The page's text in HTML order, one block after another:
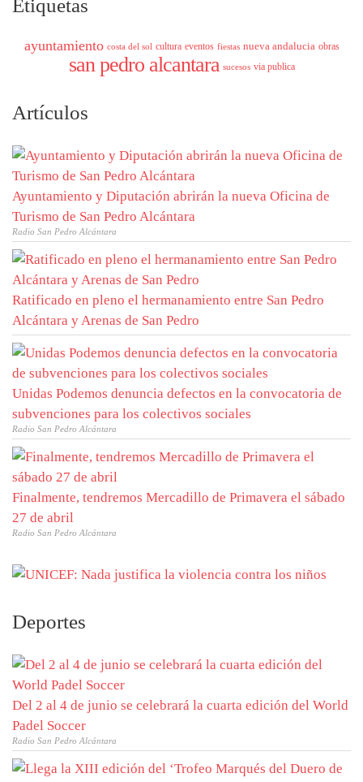
Etiquetas
ayuntamiento costa del sol cultura eventos fiestas nueva andalucia obras
san pedro alcantara sucesos via publica
Artículos
Ayuntamiento y Diputación abrirán la nueva Oficina de
Turismo de San Pedro Alcántara
Radio San Pedro Alcántara
Ratificado en pleno el hermanamiento entre San Pedro
Alcántara y Arenas de San Pedro
Unidas Podemos denuncia defectos en la convocatoria de
subvenciones para los colectivos sociales
Radio San Pedro Alcántara
Finalmente, tendremos Mercadillo de Primavera el sábado
27 de abril
Radio San Pedro Alcántara
Deportes
Del 2 al 4 de junio se celebrará la cuarta edición del World
Padel Soccer
Radio San Pedro Alcántara